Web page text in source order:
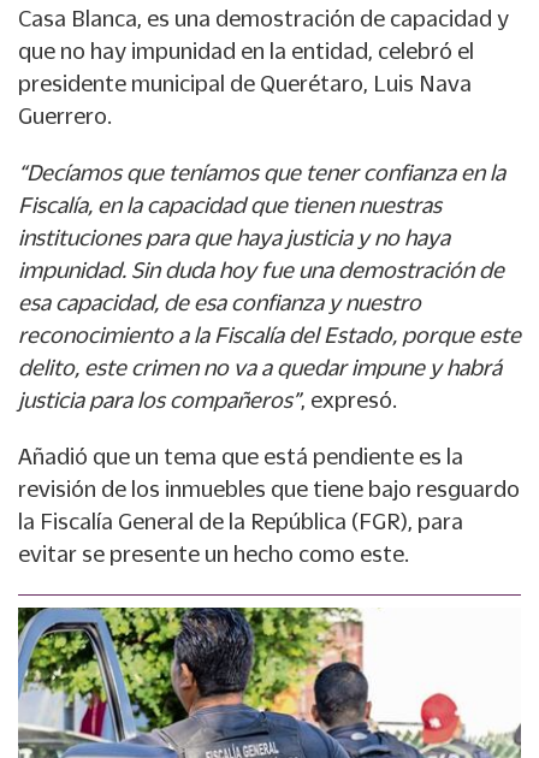
Casa Blanca, es una demostración de capacidad y
que no hay impunidad en la entidad, celebró el
presidente municipal de Querétaro, Luis Nava
Guerrero.
“Decíamos que teníamos que tener confianza en la
Fiscalía, en la capacidad que tienen nuestras
instituciones para que haya justicia y no haya
impunidad. Sin duda hoy fue una demostración de
esa capacidad, de esa confianza y nuestro
reconocimiento a la Fiscalía del Estado, porque este
delito, este crimen no va a quedar impune y habrá
justicia para los compañeros”, expresó.
Añadió que un tema que está pendiente es la
revisión de los inmuebles que tiene bajo resguardo
la Fiscalía General de la República (FGR), para
evitar se presente un hecho como este.